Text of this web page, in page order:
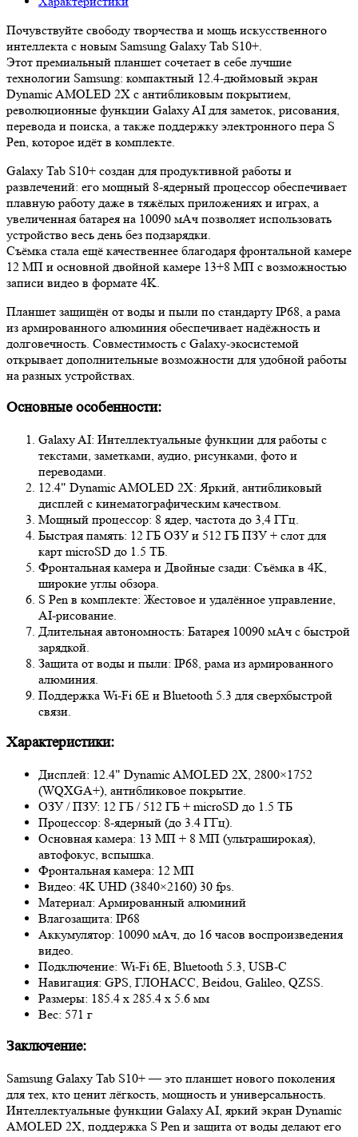
Почувствуйте свободу творчества и мощь искусственного
интеллекта с новым Samsung Galaxy Tab S10+.
Этот премиальный планшет сочетает в себе лучшие
технологии Samsung: компактный 12.4-дюймовый экран
Dynamic AMOLED 2X с антибликовым покрытием,
революционные функции Galaxy AI для заметок, рисования,
перевода и поиска, а также поддержку электронного пера S
Pen, которое идёт в комплекте.
Galaxy Tab S10+ создан для продуктивной работы и
развлечений: его мощный 8-ядерный процессор обеспечивает
плавную работу даже в тяжёлых приложениях и играх, а
увеличенная батарея на 10090 мАч позволяет использовать
устройство весь день без подзарядки.
Съёмка стала ещё качественнее благодаря фронтальной камере
12 МП и основной двойной камере 13+8 МП с возможностью
записи видео в формате 4K.
Планшет защищён от воды и пыли по стандарту IP68, а рама
из армированного алюминия обеспечивает надёжность и
долговечность. Совместимость с Galaxy-экосистемой
открывает дополнительные возможности для удобной работы
на разных устройствах.
Основные особенности:
Galaxy AI: Интеллектуальные функции для работы с
текстами, заметками, аудио, рисунками, фото и
переводами.
12.4" Dynamic AMOLED 2X: Яркий, антибликовый
дисплей с кинематографическим качеством.
Мощный процессор: 8 ядер, частота до 3,4 ГГц.
Быстрая память: 12 ГБ ОЗУ и 512 ГБ ПЗУ + слот для
карт microSD до 1.5 ТБ.
Фронтальная камера и Двойные сзади: Съёмка в 4K,
широкие углы обзора.
S Pen в комплекте: Жестовое и удалённое управление,
AI-рисование.
Длительная автономность: Батарея 10090 мАч с быстрой
зарядкой.
Защита от воды и пыли: IP68, рама из армированного
алюминия.
Поддержка Wi-Fi 6E и Bluetooth 5.3 для сверхбыстрой
связи.
Характеристики:
Дисплей: 12.4" Dynamic AMOLED 2X, 2800×1752
(WQXGA+), антибликовое покрытие.
ОЗУ / ПЗУ: 12 ГБ / 512 ГБ + microSD до 1.5 ТБ
Процессор: 8-ядерный (до 3.4 ГГц).
Основная камера: 13 МП + 8 МП (ультраширокая),
автофокус, вспышка.
Фронтальная камера: 12 МП
Видео: 4K UHD (3840×2160) 30 fps.
Материал: Армированный алюминий
Влагозащита: IP68
Аккумулятор: 10090 мАч, до 16 часов воспроизведения
видео.
Подключение: Wi-Fi 6E, Bluetooth 5.3, USB-C
Навигация: GPS, ГЛОНАСС, Beidou, Galileo, QZSS.
Размеры: 185.4 x 285.4 x 5.6 мм
Вес: 571 г
Заключение:
Samsung Galaxy Tab S10+ — это планшет нового поколения
для тех, кто ценит лёгкость, мощность и универсальность.
Интеллектуальные функции Galaxy AI, яркий экран Dynamic
AMOLED 2X, поддержка S Pen и защита от воды делают его